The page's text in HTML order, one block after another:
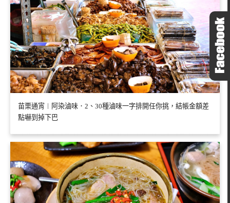
苗栗通宵︱阿染滷味．2、30種滷味一字排開任你挑，結帳金額差
點嚇到掉下巴